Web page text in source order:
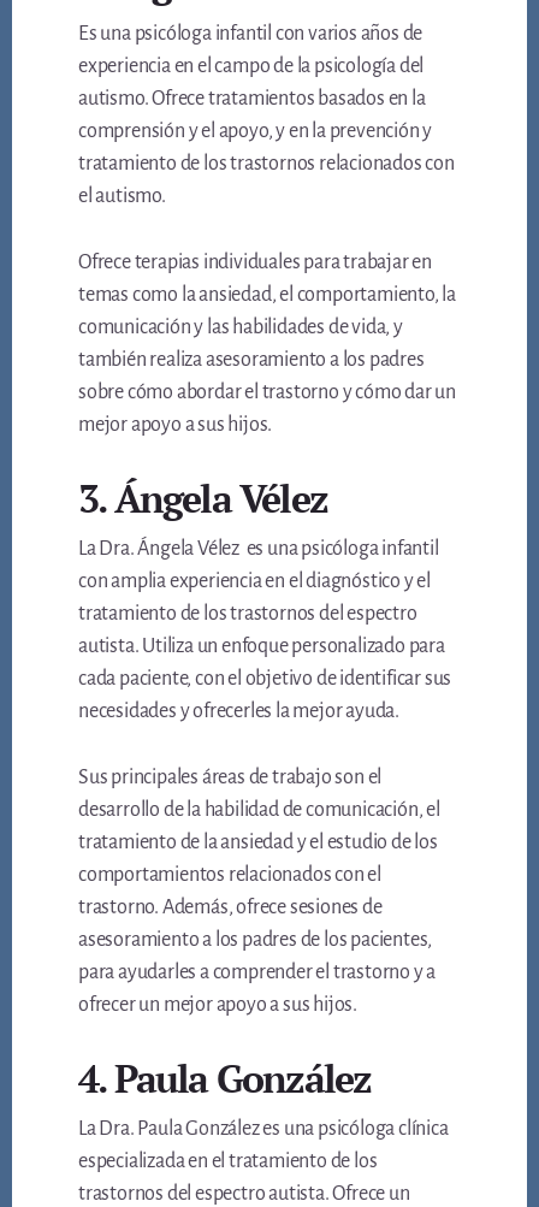
Es una psicóloga infantil con varios años de
experiencia en el campo de la psicología del
autismo. Ofrece tratamientos basados en la
comprensión y el apoyo, y en la prevención y
tratamiento de los trastornos relacionados con
el autismo.
Ofrece terapias individuales para trabajar en
temas como la ansiedad, el comportamiento, la
comunicación y las habilidades de vida, y
también realiza asesoramiento a los padres
sobre cómo abordar el trastorno y cómo dar un
mejor apoyo a sus hijos.
3. Ángela Vélez
La Dra. Ángela Vélez es una psicóloga infantil
con amplia experiencia en el diagnóstico y el
tratamiento de los trastornos del espectro
autista. Utiliza un enfoque personalizado para
cada paciente, con el objetivo de identificar sus
necesidades y ofrecerles la mejor ayuda.
Sus principales áreas de trabajo son el
desarrollo de la habilidad de comunicación, el
tratamiento de la ansiedad y el estudio de los
comportamientos relacionados con el
trastorno. Además, ofrece sesiones de
asesoramiento a los padres de los pacientes,
para ayudarles a comprender el trastorno y a
ofrecer un mejor apoyo a sus hijos.
4. Paula González
La Dra. Paula González es una psicóloga clínica
especializada en el tratamiento de los
trastornos del espectro autista. Ofrece un